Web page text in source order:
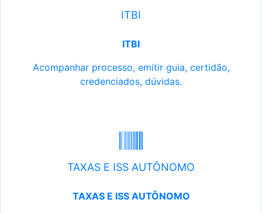
ITBI
ITBI
Acompanhar processo, emitir guia, certidão,
credenciados, dúvidas.
TAXAS E ISS AUTÔNOMO
TAXAS E ISS AUTÔNOMO